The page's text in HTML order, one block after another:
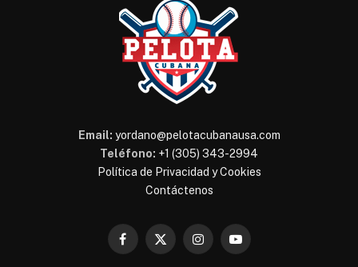
Email: yordano@pelotacubanausa.com
Teléfono: +1 (305) 343-2994
Política de Privacidad y Cookies
Contáctenos
Facebook
X
InstagramYouTube